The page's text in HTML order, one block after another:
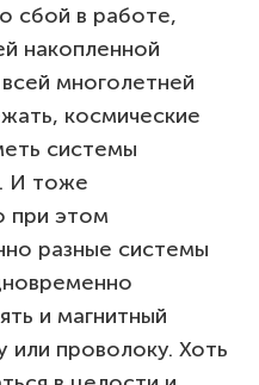
сбой в работе,
накопленной
многолетней
космические
системы
И тоже
при этом
разные системы
и магнитный
или проволоку. Хоть